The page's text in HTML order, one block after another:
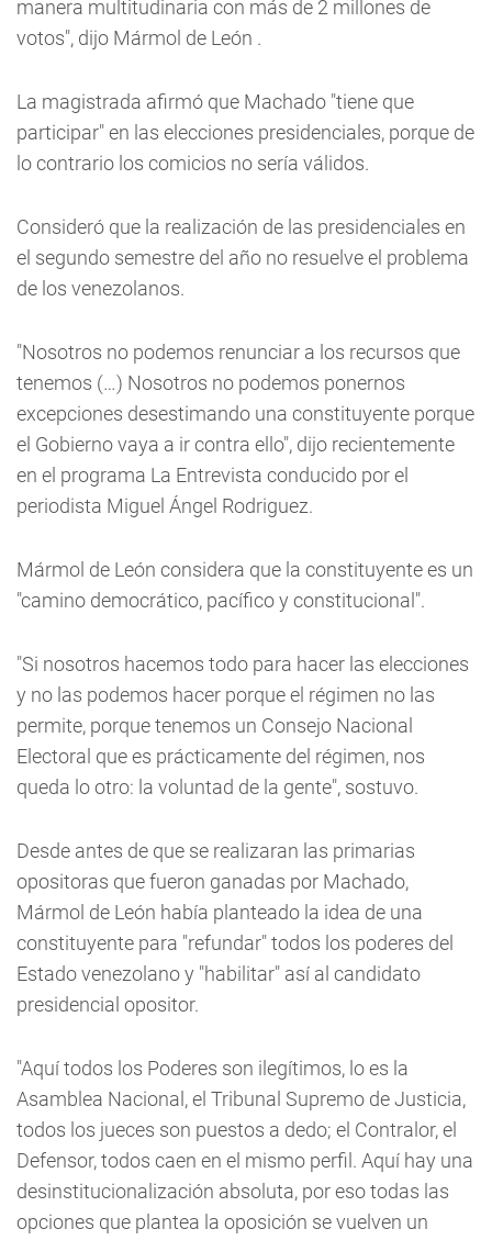
manera multitudinaria con más de 2 millones de
votos", dijo Mármol de León .
La magistrada afirmó que Machado "tiene que
participar" en las elecciones presidenciales, porque de
lo contrario los comicios no sería válidos.
Consideró que la realización de las presidenciales en
el segundo semestre del año no resuelve el problema
de los venezolanos.
"Nosotros no podemos renunciar a los recursos que
tenemos (…) Nosotros no podemos ponernos
excepciones desestimando una constituyente porque
el Gobierno vaya a ir contra ello", dijo recientemente
en el programa La Entrevista conducido por el
periodista Miguel Ángel Rodriguez.
Mármol de León considera que la constituyente es un
"camino democrático, pacífico y constitucional".
"Si nosotros hacemos todo para hacer las elecciones
y no las podemos hacer porque el régimen no las
permite, porque tenemos un Consejo Nacional
Electoral que es prácticamente del régimen, nos
queda lo otro: la voluntad de la gente", sostuvo.
Desde antes de que se realizaran las primarias
opositoras que fueron ganadas por Machado,
Mármol de León había planteado la idea de una
constituyente para "refundar" todos los poderes del
Estado venezolano y "habilitar" así al candidato
presidencial opositor.
"Aquí todos los Poderes son ilegítimos, lo es la
Asamblea Nacional, el Tribunal Supremo de Justicia,
todos los jueces son puestos a dedo; el Contralor, el
Defensor, todos caen en el mismo perfil. Aquí hay una
desinstitucionalización absoluta, por eso todas las
opciones que plantea la oposición se vuelven un